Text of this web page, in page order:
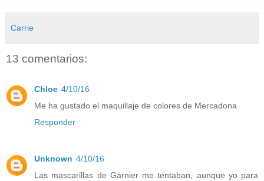
Carrie
13 comentarios:
Chloe 4/10/16
Me ha gustado el maquillaje de colores de Mercadona
Responder
Unknown 4/10/16
Las mascarillas de Garnier me tentaban, aunque yo para